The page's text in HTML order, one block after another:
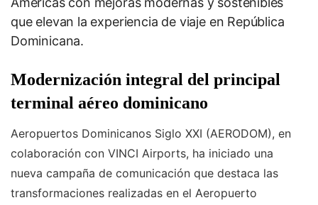
que elevan la experiencia de viaje en República
Dominicana.
Modernización integral del principal
terminal aéreo dominicano
Aeropuertos Dominicanos Siglo XXI (AERODOM), en
colaboración con VINCI Airports, ha iniciado una
nueva campaña de comunicación que destaca las
transformaciones realizadas en el Aeropuerto